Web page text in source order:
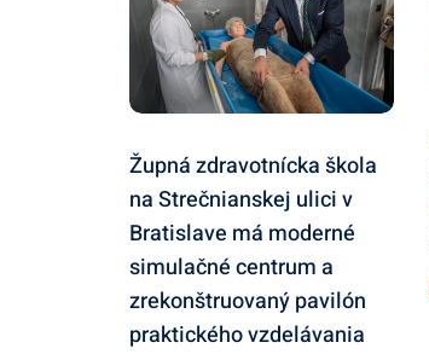
Župná zdravotnícka škola
na Strečnianskej ulici v
Bratislave má moderné
simulačné centrum a
zrekonštruovaný pavilón
praktického vzdelávania